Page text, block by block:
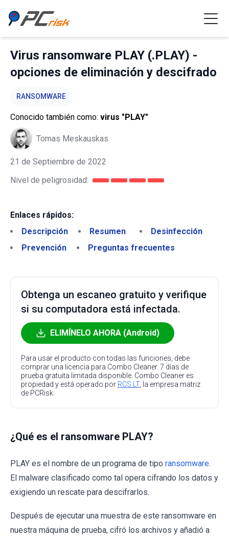
Virus ransomware PLAY (.PLAY) -
opciones de eliminación y descifrado
RANSOMWARE
Conocido también como: virus "PLAY"
Tomas Meskauskas
21 de Septiembre de 2022
Nivel de peligrosidad:
Enlaces rápidos:
Descripción
Resumen
Desinfección
Prevención
Preguntas frecuentes
Obtenga un escaneo gratuito y verifique
si su computadora está infectada.
ELIMÍNELO AHORA (Android)
Para usar el producto con todas las funciones, debe
comprar una licencia para Combo Cleaner. 7 días de
prueba gratuita limitada disponible. Combo Cleaner es
propiedad y está operado por RCS LT, la empresa matriz
de PCRisk.
¿Qué es el ransomware PLAY?
PLAY es el nombre de un programa de tipo ransomware.
El malware clasificado como tal opera cifrando los datos y
exigiendo un rescate para descifrarlos.
Después de ejecutar una muestra de este ransomware en
nuestra máquina de prueba, cifró los archivos y añadió a